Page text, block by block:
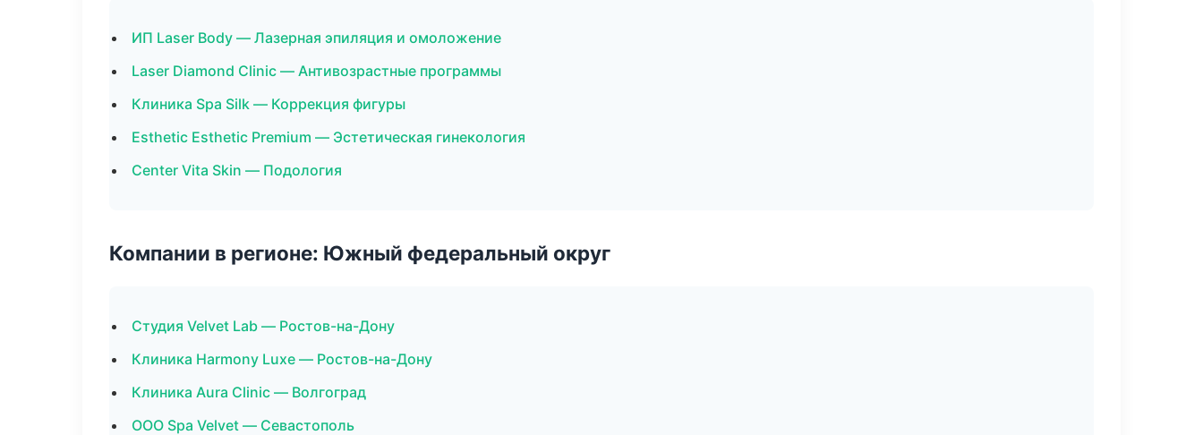
ИП Laser Body — Лазерная эпиляция и омоложение
Laser Diamond Clinic — Антивозрастные программы
Клиника Spa Silk — Коррекция фигуры
Esthetic Esthetic Premium — Эстетическая гинекология
Center Vita Skin — Подология
Компании в регионе: Южный федеральный округ
Студия Velvet Lab — Ростов-на-Дону
Клиника Harmony Luxe — Ростов-на-Дону
Клиника Aura Clinic — Волгоград
ООО Spa Velvet — Севастополь